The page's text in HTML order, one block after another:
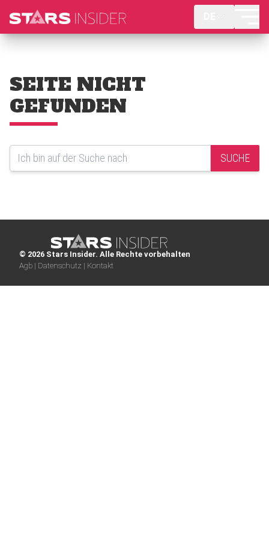
SEITE NICHT
GEFUNDEN
SUCHE
© 2026 Stars Insider. Alle Rechte vorbehalten
Agb | Datenschutz | Kontakt